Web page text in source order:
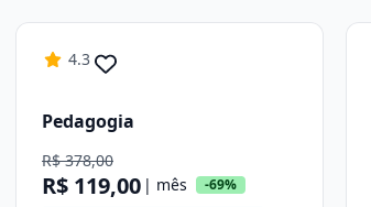
4.3
Pedagogia
R$ 378,00
R$ 119,00 | mês -69%